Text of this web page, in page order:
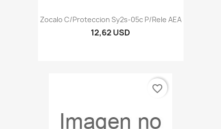
Zocalo C/proteccion Sy2s-05c P/rele AEA
12,62 USD
favorite_border